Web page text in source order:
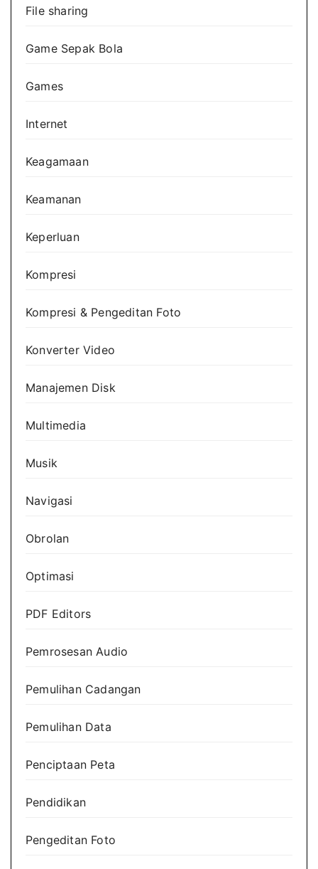
File sharing
Game Sepak Bola
Games
Internet
Keagamaan
Keamanan
Keperluan
Kompresi
Kompresi & Pengeditan Foto
Konverter Video
Manajemen Disk
Multimedia
Musik
Navigasi
Obrolan
Optimasi
PDF Editors
Pemrosesan Audio
Pemulihan Cadangan
Pemulihan Data
Penciptaan Peta
Pendidikan
Pengeditan Foto